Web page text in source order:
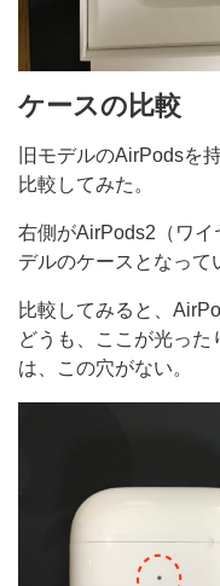
ケースの比較
旧モデルのAirPodsを
比較してみた。
右側がAirPods2（ワ
デルのケースとなって
比較してみると、
どうも、ここが光った
は、この穴がない。